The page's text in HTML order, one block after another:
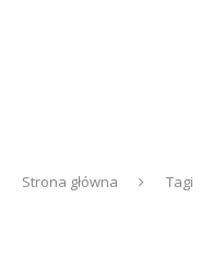
Strona główna Tagi